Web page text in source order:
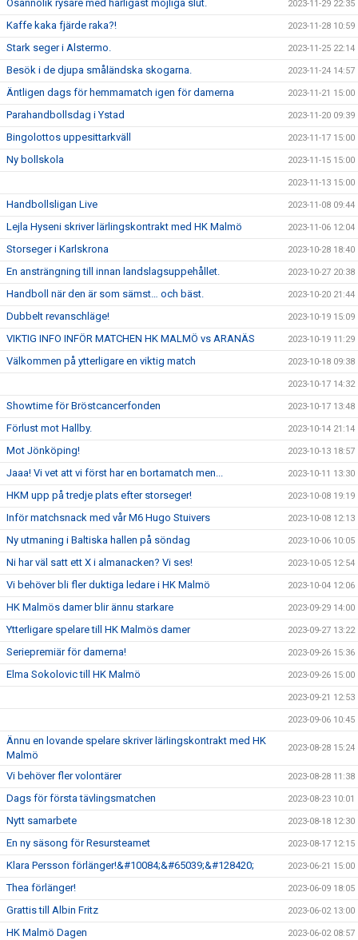
Osannolik rysare med härligast möjliga slut. 2023-11-29 22:35
Kaffe kaka fjärde raka?! 2023-11-28 10:59
Stark seger i Alstermo. 2023-11-25 22:14
Besök i de djupa småländska skogarna. 2023-11-24 14:57
Äntligen dags för hemmamatch igen för damerna 2023-11-21 15:00
Parahandbollsdag i Ystad 2023-11-20 09:39
Bingolottos uppesittarkväll 2023-11-17 15:00
Ny bollskola 2023-11-15 15:00
2023-11-13 15:00
Handbollsligan Live 2023-11-08 09:44
Lejla Hyseni skriver lärlingskontrakt med HK Malmö 2023-11-06 12:04
Storseger i Karlskrona 2023-10-28 18:40
En ansträngning till innan landslagsuppehållet. 2023-10-27 20:38
Handboll när den är som sämst… och bäst. 2023-10-20 21:44
Dubbelt revanschläge! 2023-10-19 15:09
VIKTIG INFO INFÖR MATCHEN HK MALMÖ vs ARANÄS 2023-10-19 11:29
Välkommen på ytterligare en viktig match 2023-10-18 09:38
2023-10-17 14:32
Showtime för Bröstcancerfonden 2023-10-17 13:48
Förlust mot Hallby. 2023-10-14 21:14
Mot Jönköping! 2023-10-13 18:57
Jaaa! Vi vet att vi först har en bortamatch men... 2023-10-11 13:30
HKM upp på tredje plats efter storseger! 2023-10-08 19:19
Inför matchsnack med vår M6 Hugo Stuivers 2023-10-08 12:13
Ny utmaning i Baltiska hallen på söndag 2023-10-06 10:05
Ni har väl satt ett X i almanacken? Vi ses! 2023-10-05 12:54
Vi behöver bli fler duktiga ledare i HK Malmö 2023-10-04 12:06
HK Malmös damer blir ännu starkare 2023-09-29 14:00
Ytterligare spelare till HK Malmös damer 2023-09-27 13:22
Seriepremiär för damerna! 2023-09-26 15:36
Elma Sokolovic till HK Malmö 2023-09-26 15:00
2023-09-21 12:53
2023-09-06 10:45
Ännu en lovande spelare skriver lärlingskontrakt med HK
Malmö
2023-08-28 15:24
Vi behöver fler volontärer 2023-08-28 11:38
Dags för första tävlingsmatchen 2023-08-23 10:01
Nytt samarbete 2023-08-18 12:30
En ny säsong för Resursteamet 2023-08-17 12:15
Klara Persson förlänger!&#10084;&#65039;&#128420; 2023-06-21 15:00
Thea förlänger! 2023-06-09 18:05
Grattis till Albin Fritz 2023-06-02 13:00
HK Malmö Dagen 2023-06-02 08:57